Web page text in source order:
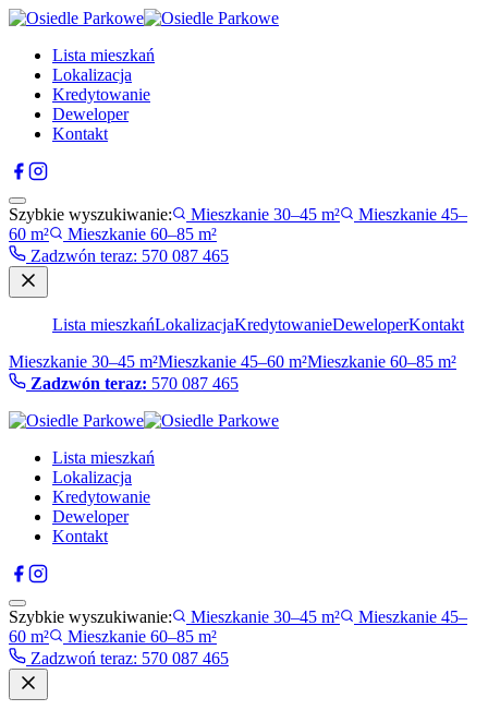
Lista mieszkań
Lokalizacja
Kredytowanie
Deweloper
Kontakt
Szybkie wyszukiwanie: Mieszkanie 30–45 m²
Mieszkanie 45–
60 m²
Mieszkanie 60–85 m²
Zadzwón teraz: 570 087 465
Lista mieszkańLokalizacjaKredytowanieDeweloperKontakt
Mieszkanie 30–45 m²Mieszkanie 45–60 m²Mieszkanie 60–85 m²
Zadzwón teraz: 570 087 465
Lista mieszkań
Lokalizacja
Kredytowanie
Deweloper
Kontakt
Szybkie wyszukiwanie: Mieszkanie 30–45 m²
Mieszkanie 45–
60 m²
Mieszkanie 60–85 m²
Zadzwoń teraz: 570 087 465